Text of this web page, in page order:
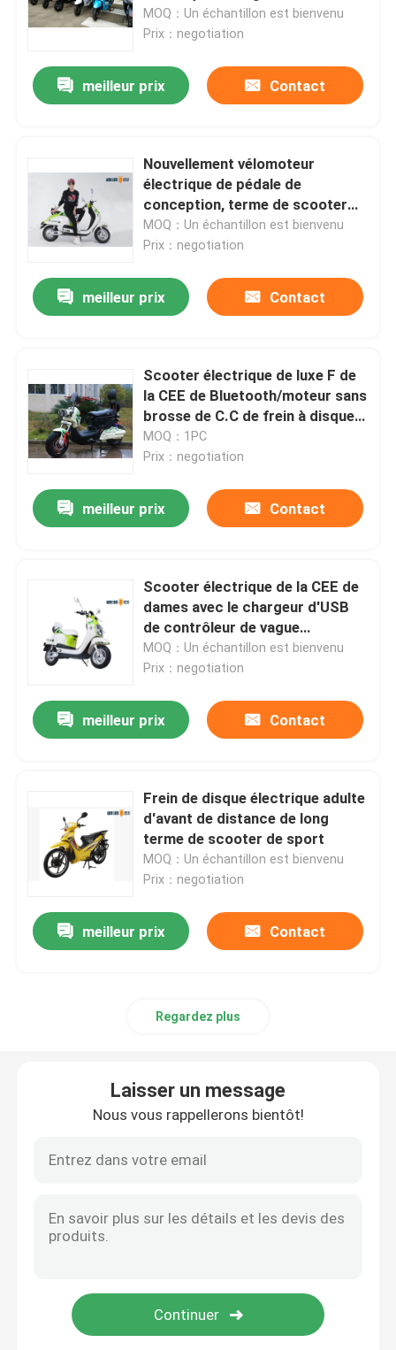
Scooter broyé du noir électrique
Scooteur électrique
Scooter électrique de mobilité
scooter d'équilibre électrique
Scooter électrique de dames
Scooter électrique de la CEE
Scooter électrique de long terme
Bicyclette électrique se pliante
Bicyclette électrique intelligente
Mini Car électrique
Moto électrique de sports
Battary
MOQ：Un échantillon est bienvenu
Prix：negotiation
meilleur prix Contact
Nouvellement vélomoteur
électrique de pédale de
conception, terme de scooter
électrique de dames long
MOQ：Un échantillon est bienvenu
Prix：negotiation
meilleur prix Contact
Scooter électrique de luxe F de
la CEE de Bluetooth/moteur sans
brosse de C.C de frein à disque
de R
MOQ：1PC
Prix：negotiation
meilleur prix Contact
Scooter électrique de la CEE de
dames avec le chargeur d'USB
de contrôleur de vague
sinusoïdale
MOQ：Un échantillon est bienvenu
Prix：negotiation
meilleur prix Contact
Frein de disque électrique adulte
d'avant de distance de long
terme de scooter de sport
MOQ：Un échantillon est bienvenu
Prix：negotiation
meilleur prix Contact
Regardez plus
Laisser un message
Nous vous rappellerons bientôt!